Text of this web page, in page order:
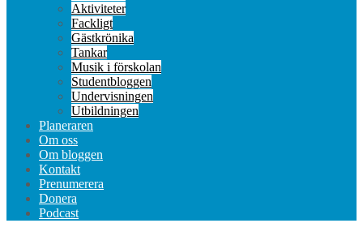
Aktiviteter
Fackligt
Gästkrönika
Tankar
Musik i förskolan
Studentbloggen
Undervisningen
Utbildningen
Planeraren
Om oss
Om bloggen
Kontakt
Prenumerera
Donera
Podcast